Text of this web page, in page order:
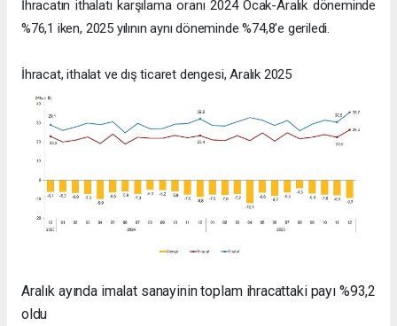
İhracatın ithalatı karşılama oranı 2024 Ocak-Aralık döneminde
%76,1 iken, 2025 yılının aynı döneminde %74,8'e geriledi.
İhracat, ithalat ve dış ticaret dengesi, Aralık 2025
Aralık ayında imalat sanayinin toplam ihracattaki payı %93,2
oldu